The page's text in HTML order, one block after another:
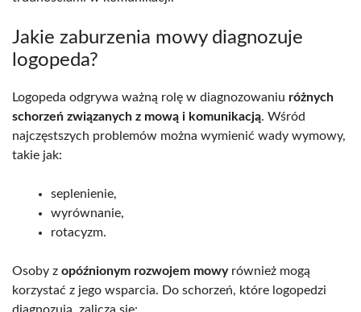
Jakie zaburzenia mowy diagnozuje
logopeda?
Logopeda odgrywa ważną rolę w diagnozowaniu różnych
schorzeń związanych z mową i komunikacją. Wśród
najczęstszych problemów można wymienić wady wymowy,
takie jak:
seplenienie,
wyrównanie,
rotacyzm.
Osoby z opóźnionym rozwojem mowyrównież mogą
korzystać z jego wsparcia. Do schorzeń, które logopedzi